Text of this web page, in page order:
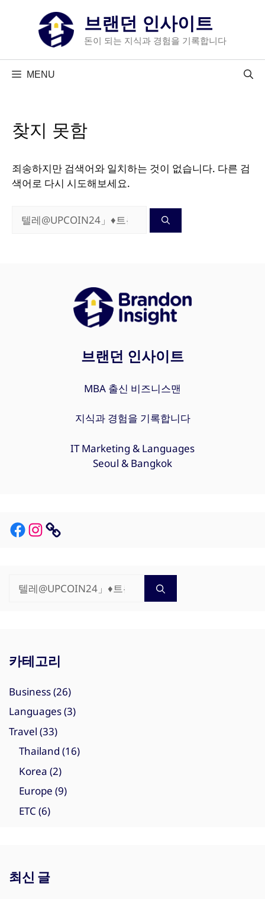
브랜던 인사이트
돈이 되는 지식과 경험을 기록합니다
MENU
찾지 못함
죄송하지만 검색어와 일치하는 것이 없습니다. 다른 검
색어로 다시 시도해보세요.
색:
브랜던 인사이트
MBA 출신 비즈니스맨
지식과 경험을 기록합니다
IT Marketing & Languages
Seoul & Bangkok
Facebook
Instagram
Link
색:
카테고리
Business(26)
Languages(3)
Travel (33)
Thailand (16)
Korea (2)
Europe (9)
ETC (6)
최신 글